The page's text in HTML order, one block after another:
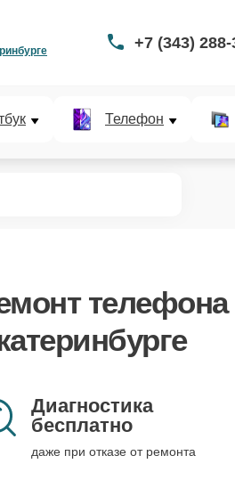
+7 (343)
Телефон
телефона
Диагностика
бесплатно
даже при отказе от ремонта